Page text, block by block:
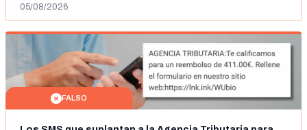
05/08/2026
FALSO